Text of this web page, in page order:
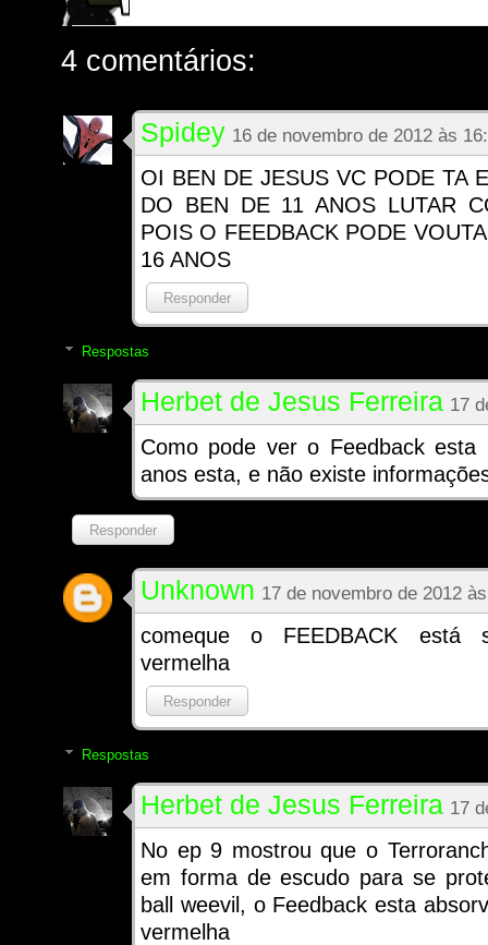
4 comentários:
Spidey 16 de novembro de 2012 às
OI BEN DE JESUS VC PODE TA
DO BEN DE 11 ANOS LUTAR
POIS O FEEDBACK PODE
16 ANOS
Responder
Respostas
Herbet de Jesus Ferreira 17
Como pode ver o Feedback
anos esta, e não existe
Responder
Unknown 17 de novembro de 2012
comeque o FEEDBACK está
vermelha
Responder
Respostas
Herbet de Jesus Ferreira 17
No ep 9 mostrou que o
em forma de escudo para se
ball weevil, o Feedback esta
vermelha